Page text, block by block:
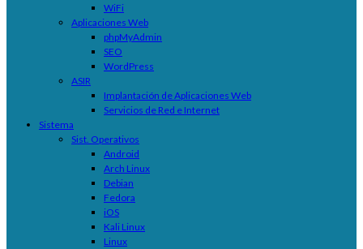
WiFi
Aplicaciones Web
phpMyAdmin
SEO
WordPress
ASIR
Implantación de Aplicaciones Web
Servicios de Red e Internet
Sistema
Sist. Operativos
Android
Arch Linux
Debian
Fedora
iOS
Kali Linux
Linux